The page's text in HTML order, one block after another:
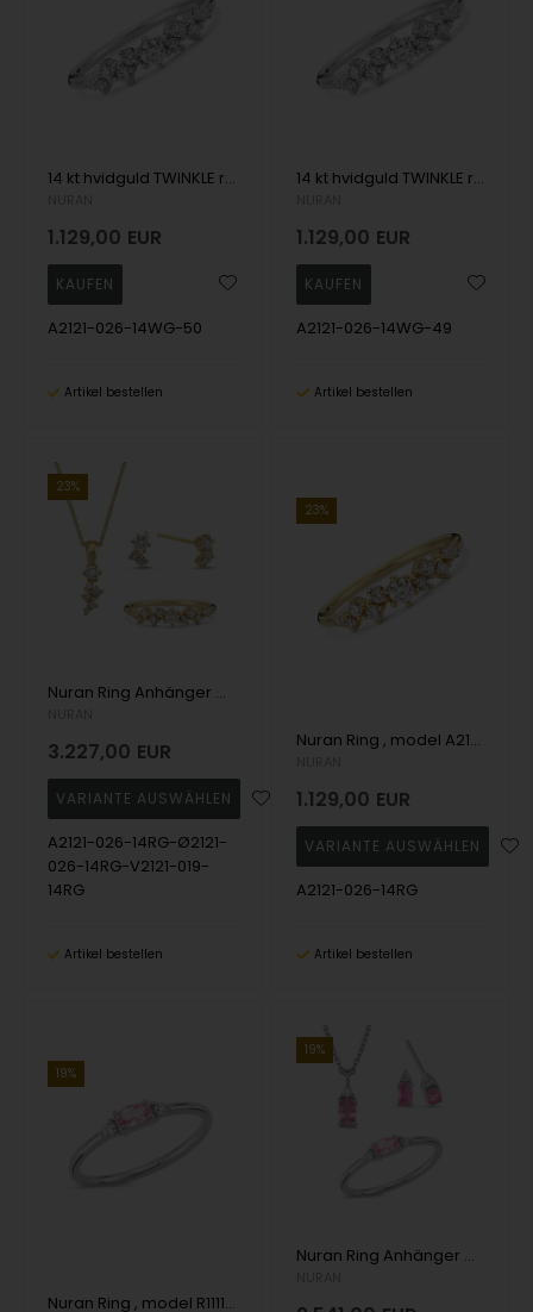
14 kt hvidguld TWINKLE ring med brillianter Wesselton SI
1.129,00 EUR
A2121-026-14WG-50
Artikel bestellen
14 kt hvidguld TWINKLE ring med brillianter Wesselton SI
1.129,00 EUR
A2121-026-14WG-49
Artikel bestellen
23%
Nuran Ring Anhänger Ohrring set , model A2121-026-14RG-Ø2121-026-14RG-V2121-019-14RG
3.227,00 EUR
A2121-026-14RG-Ø2121-
026-14RG-V2121-019-
14RG
Artikel bestellen
23%
Nuran Ring , model A2121-026-14RG
1.129,00 EUR
A2121-026-14RG
Artikel bestellen
19%
Nuran Ring , model R1111-0050-14WG
19%
Nuran Ring Anhänger Ohrring set , model R1111-0050-14WG-Ø1111-0050-14WG-V1111-0050-14WG